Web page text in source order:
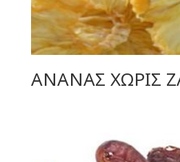
ΑΝΑΝΑΣ ΧΩΡΙΣ